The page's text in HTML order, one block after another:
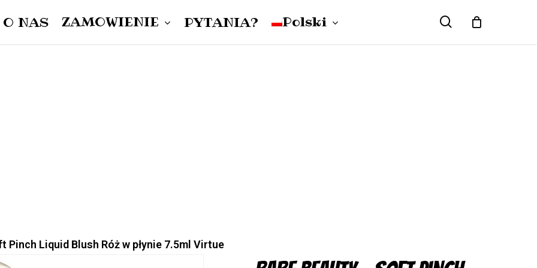
search
O NAS ZAMÓWIENIE PYTANIA? Polski
Cart
Pinch Liquid Blush Róż w płynie 7.5ml Virtue